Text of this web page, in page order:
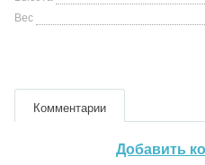
Вес
Комментарии
Добавить